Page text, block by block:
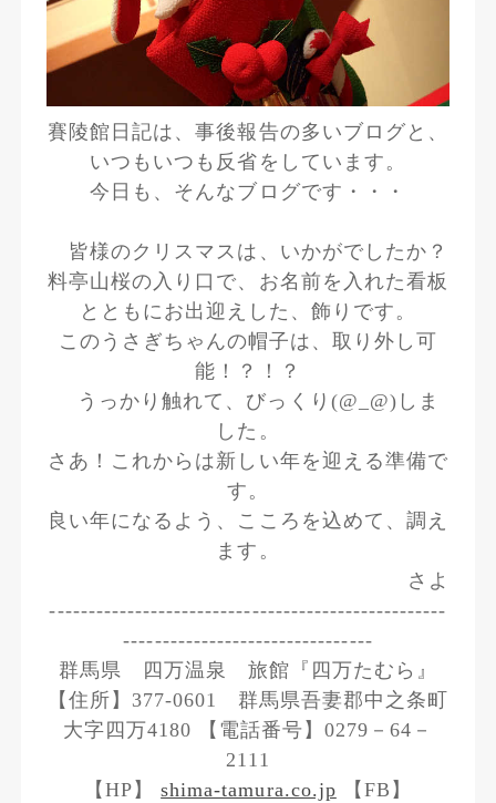
賽陵館日記は、事後報告の多いブログと、
いつもいつも反省をしています。
今日も、そんなブログです・・・
皆様のクリスマスは、いかがでしたか？
料亭山桜の入り口で、お名前を入れた看板
とともにお出迎えした、飾りです。
このうさぎちゃんの帽子は、取り外し可
能！？！？
うっかり触れて、びっくり(@_@)しま
した。
さあ！これからは新しい年を迎える準備で
す。
良い年になるよう、こころを込めて、調え
ます。
さよ
---------------------------------------------------
--------------------------------
群馬県 四万温泉 旅館『四万たむら』
【住所】377-0601 群馬県吾妻郡中之条町
大字四万4180 【電話番号】0279－64－
2111
【HP】shima-tamura.co.jp 【FB】